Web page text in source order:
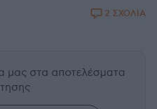
2 ΣΧΟΛΙΑ
μας στα αποτελέσματα